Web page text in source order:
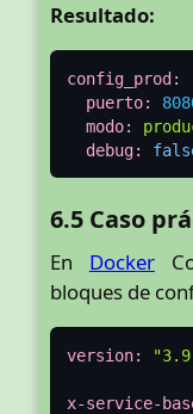
Resultado:
config_prod:
puerto:
modo:
debug:
6.5 Caso
En Docker
bloques de
version:
x-service-